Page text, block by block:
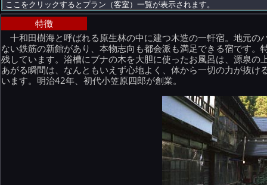
特徴
十和田樹海と呼ばれる原生林の中に建つ木造の一軒宿。地元
ない鉄筋の新館があり、本物志向も都会派も満足できる宿です
残しています。浴槽にブナの木を大胆に使ったお風呂は、源泉
あがる瞬間は、なんともいえず心地よく、体から一切の力が抜
います。明治42年、初代小笠原四郎が創業。